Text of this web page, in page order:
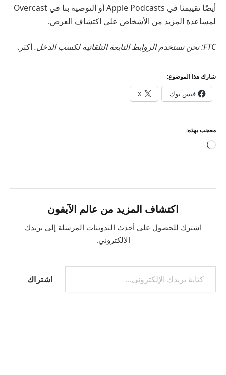
أيضًا تقييمنا في Apple Podcasts أو التوصية بنا في Overcast
لمساعدة المزيد من الأشخاص على اكتشاف العرض.
FTC: نحن نستخدم الروابط التابعة التلقائية لكسب الدخل. أكثر.
شارك هذا الموضوع:
فيس بوك X
معجب بهذه:
جاري
اكتشاف المزيد من عالم الآيفون
اشترك للحصول على أحدث التدوينات المرسلة إلى بريدك
الإلكتروني.
كتابة بريدك الإلكتروني...
اشتراك